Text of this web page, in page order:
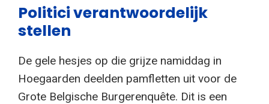
Politici verantwoordelijk
stellen
De gele hesjes op die grijze namiddag in
Hoegaarden deelden pamfletten uit voor de
Grote Belgische Burgerenquête. Dit is een